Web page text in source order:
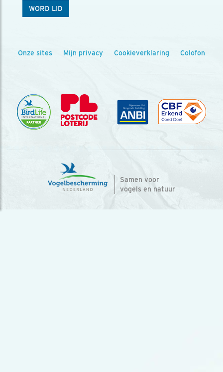
WORD LID
Onze sites Mijn privacy Cookieverklaring Colofon
Samen voor
vogels en natuur